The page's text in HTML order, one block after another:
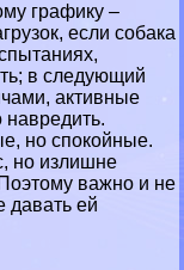
графику –
если собака
в следующий
активные
навредить.
но спокойные.
но излишне
важно и не
давать ей